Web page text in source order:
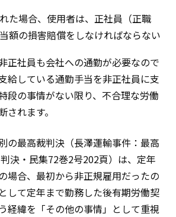
た場合、使用者は、正社員（正職
額の損害賠償をしなければならない
正社員も会社への通勤が必要なので
給している通勤手当を非正社員に支
段の事情がない限り、不合理な労働
れます。
の最高裁判決（長澤運輸事件：最高
決・民集72巻2号202頁）は、定年
場合、最初から非正規雇用だったの
して定年まで勤務した後有期労働契
経緯を「その他の事情」として重視